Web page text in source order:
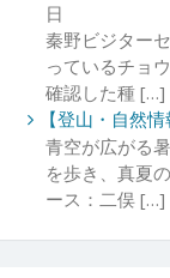
日
秦野ビジター
っているチョ
確認した種 […]
【登山・自然
青空が広がる
を歩き、真夏
ース：二俣 […]